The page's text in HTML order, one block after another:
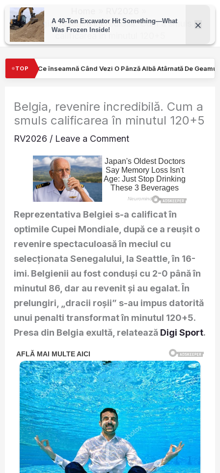
Skip
content
Belgia, revenire incredibilă. Cum a smuls
TOP
O Pânză Albă Atârnată De Geamul Unei Mașini. Semnalul…
Belgia, revenire incredibilă. Cum a
smuls calificarea în minutul 120+5
RV2026 / Leave a Comment
Reprezentativa Belgiei s-a calificat în
optimile Cupei Mondiale, după ce a reuşit o
revenire spectaculoasă în meciul cu
selecţionata Senegalului, la Seattle, în 16-
imi. Belgienii au fost conduşi cu 2-0 până în
minutul 86, dar au revenit şi au egalat. În
prelungiri, „dracii roșii” s-au impus datorită
unui penalti transformat în minutul 120+5.
Presa din Belgia exultă, relatează Digi Sport.